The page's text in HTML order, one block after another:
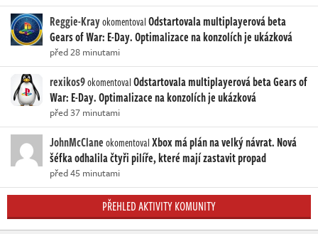
Reggie-KrayokomentovalOdstartovala multiplayerová beta
Gears of War: E-Day. Optimalizace na konzolích je ukázková
před 28 minutami
rexikos9okomentovalOdstartovala multiplayerová beta Gears of
War: E-Day. Optimalizace na konzolích je ukázková
před 37 minutami
JohnMcClaneokomentovalXbox má plán na velký návrat. Nová
šéfka odhalila čtyři pilíře, které mají zastavit propad
před 45 minutami
PŘEHLED AKTIVITY KOMUNITY